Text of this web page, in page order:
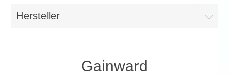
Hersteller
Gainward